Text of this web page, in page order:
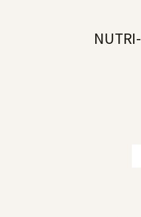
סרום קצוות מפוצלים NUTRI-